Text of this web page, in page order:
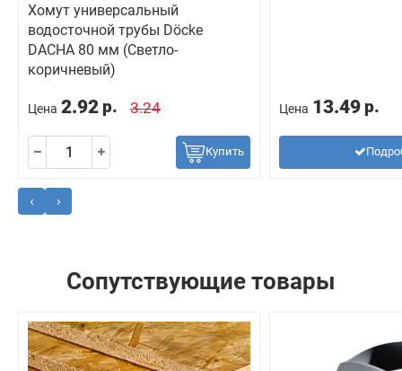
Хомут универсальный
водосточной трубы Döcke
DACHA 80 мм (Светло-
коричневый)
Цена 2.92 р. 3.24
Купить
Цена 13.49 р.
‹ ›
Сопутствующие товары